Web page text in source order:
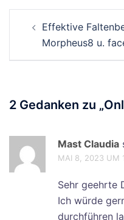
Navigation
Effektive
Morpheus8 u.
2 Gedanken zu „
Mast Claudia
MAI 8, 2023 UM
Sehr geehrte
Ich würde
durchführen